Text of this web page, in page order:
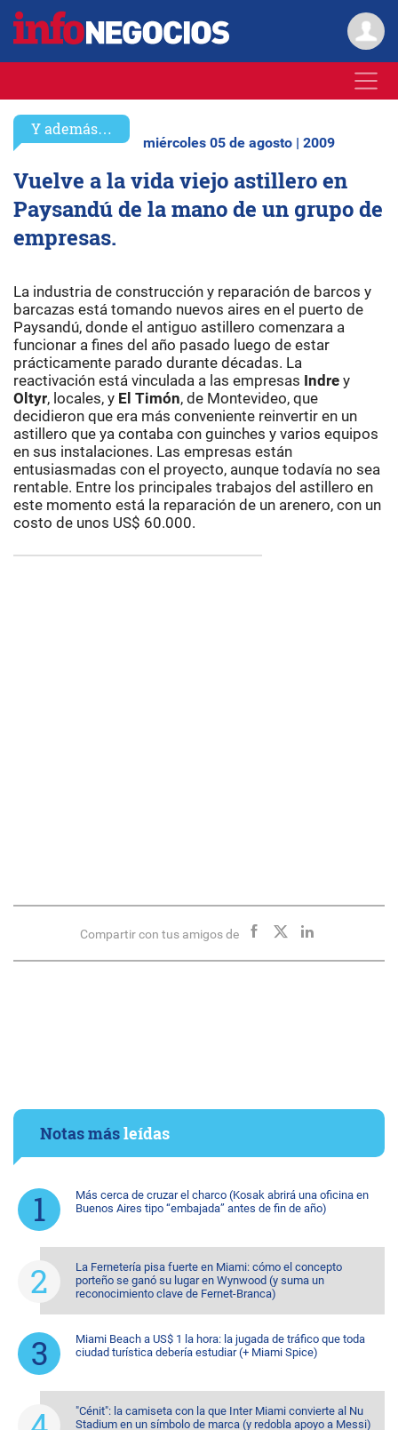
Y además…
miércoles 05 de agosto | 2009
Vuelve a la vida viejo astillero en
Paysandú de la mano de un grupo de
empresas.
La industria de construcción y reparación de barcos y
barcazas está tomando nuevos aires en el puerto de
Paysandú, donde el antiguo astillero comenzara a
funcionar a fines del año pasado luego de estar
prácticamente parado durante décadas. La
reactivación está vinculada a las empresas Indre y
Oltyr, locales, y El Timón, de Montevideo, que
decidieron que era más conveniente reinvertir en un
astillero que ya contaba con guinches y varios equipos
en sus instalaciones. Las empresas están
entusiasmadas con el proyecto, aunque todavía no sea
rentable. Entre los principales trabajos del astillero en
este momento está la reparación de un arenero, con un
costo de unos US$ 60.000.
Compartir con tus amigos de
Notas másleídas
Más cerca de cruzar el charco (Kosak abrirá una oficina en
Buenos Aires tipo “embajada” antes de fin de año)
La Fernetería pisa fuerte en Miami: cómo el concepto
porteño se ganó su lugar en Wynwood (y suma un
reconocimiento clave de Fernet-Branca)
Miami Beach a US$ 1 la hora: la jugada de tráfico que toda
ciudad turística debería estudiar (+ Miami Spice)
"Cénit": la camiseta con la que Inter Miami convierte al Nu
Stadium en un símbolo de marca (y redobla apoyo a Messi)